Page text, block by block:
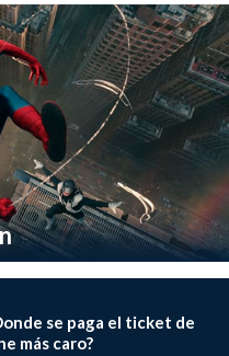
se paga el ticket de
más caro?